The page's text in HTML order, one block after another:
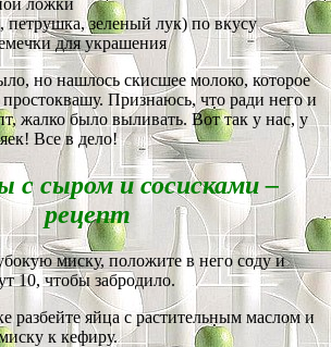
петрушка, зеленый лук) по вкусу
для украшения
но нашлось скисшее молоко, которое
Признаюсь, что ради него и
жалко было выливать. Вот так у нас, у
Все в дело!
сыром и сосисками –
рецепт
миску, положите в него соду и
10, чтобы забродило.
разбейте яйца с растительным маслом и
к кефиру.